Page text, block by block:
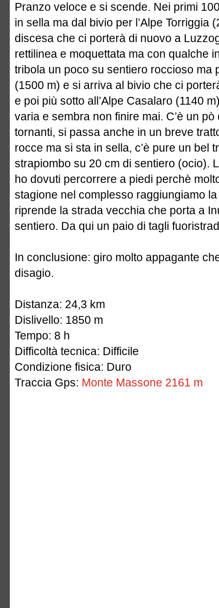
Pranzo veloce e si scende. Nei primi
in sella ma dal bivio per l’Alpe Torriggia
discesa che ci porterà di nuovo a
rettilinea e moquettata ma con qualche
tribola un poco su sentiero roccioso ma
(1500 m) e si arriva al bivio che ci
e poi più sotto all’Alpe Casalaro (1140
varia e sembra non finire mai. C’è un
tornanti, si passa anche in un breve
rocce ma si sta in sella, c’è pure un bel
strapiombo su 20 cm di sentiero (ocio).
ho dovuti percorrere a piedi perchè
stagione nel complesso raggiungiamo
riprende la strada vecchia che porta a
sentiero. Da qui un paio di tagli
In conclusione: giro molto appagante
disagio.
Distanza: 24,3 km
Dislivello: 1850 m
Tempo: 8 h
Difficoltà tecnica: Difficile
Condizione fisica: Duro
Traccia Gps: Monte Massone 2161 m